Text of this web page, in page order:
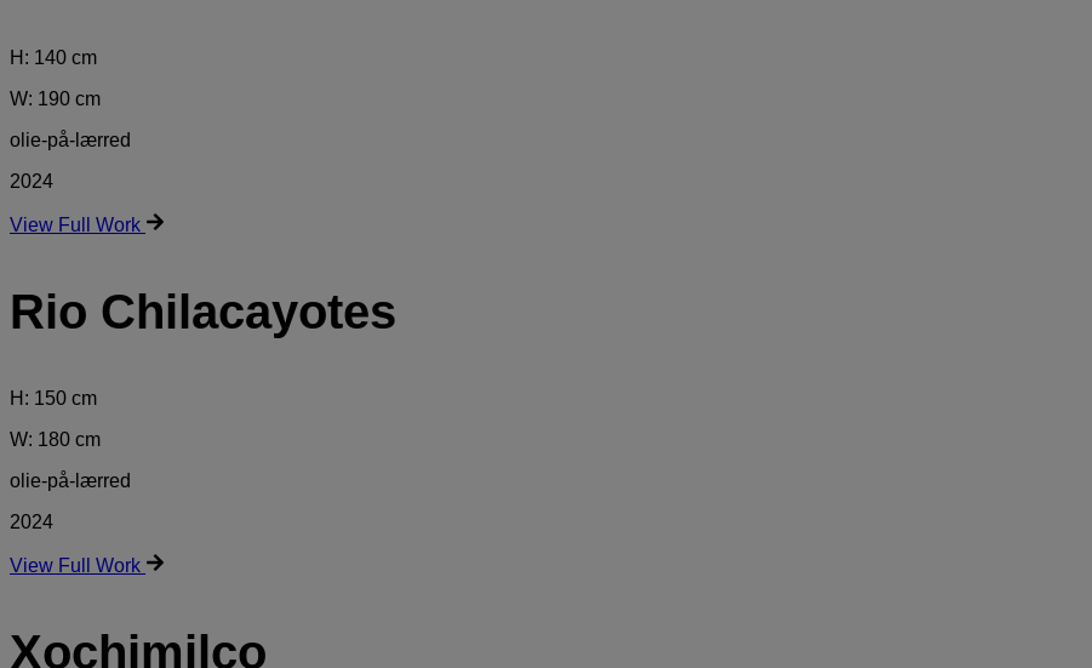
H: 140 cm
W: 190 cm
olie-på-lærred
2024
View Full Work
Rio Chilacayotes
H: 150 cm
W: 180 cm
olie-på-lærred
2024
View Full Work
Xochimilco